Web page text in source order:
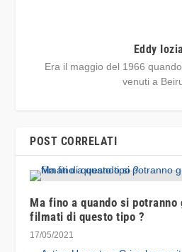
Eddy Iozia
Era il maggio del 1966
venuti a
POST CORRELATI
Ma fino a quando si
filmati di questo tipo ?
17/05/2021